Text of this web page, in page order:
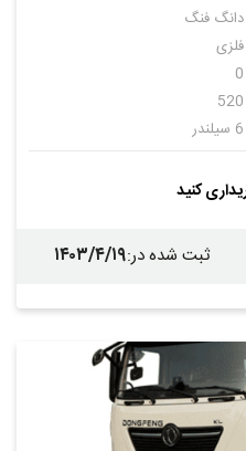
دانگ فنگ
فلزی
0
520
6 سیلندر
کنید
ثبت شده در:۱۴۰۳/۴/۱۹